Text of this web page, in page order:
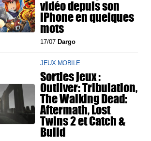
vidéo depuis son
iPhone en quelques
mots
17/07Dargo
JEUX MOBILE
Sorties jeux :
Outliver: Tribulation,
The Walking Dead:
Aftermath, Lost
Twins 2 et Catch &
Build